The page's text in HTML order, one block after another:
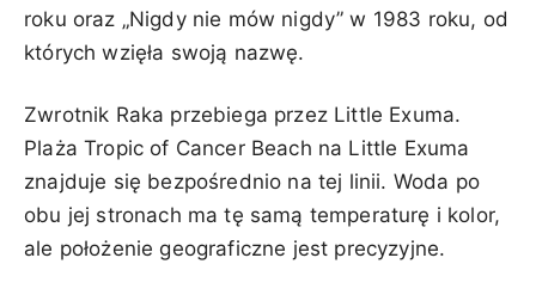
roku oraz „Nigdy nie mów nigdy” w 1983 roku, od
których wzięła swoją nazwę.
Zwrotnik Raka przebiega przez Little Exuma.
Plaża Tropic of Cancer Beach na Little Exuma
znajduje się bezpośrednio na tej linii. Woda po
obu jej stronach ma tę samą temperaturę i kolor,
ale położenie geograficzne jest precyzyjne.